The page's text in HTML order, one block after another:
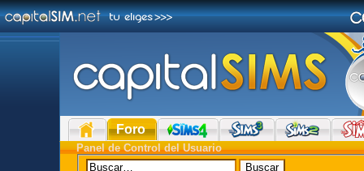
Foro
Panel de Control del Usuario